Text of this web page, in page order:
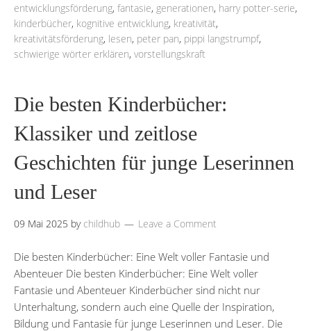
entwicklungsförderung, fantasie, generationen, harry potter-serie,
kinderbücher, kognitive entwicklung, kreativität,
kreativitätsförderung, lesen, peter pan, pippi langstrumpf,
schwierige wörter erklären, vorstellungskraft
Die besten Kinderbücher:
Klassiker und zeitlose
Geschichten für junge Leserinnen
und Leser
09 Mai 2025 by childhub Leave a Comment
Die besten Kinderbücher: Eine Welt voller Fantasie und
Abenteuer Die besten Kinderbücher: Eine Welt voller
Fantasie und Abenteuer Kinderbücher sind nicht nur
Unterhaltung, sondern auch eine Quelle der Inspiration,
Bildung und Fantasie für junge Leserinnen und Leser. Die